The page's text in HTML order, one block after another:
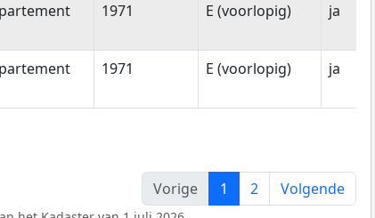
1971 E (voorlopig) ja
1971 E (voorlopig) ja
Vorige
1 2 Volgende